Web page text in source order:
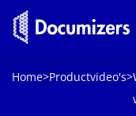
Home>Productvideo's>